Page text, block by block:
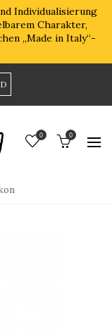
Individualisierung
Charakter,
„Made in Italy“-
0 0